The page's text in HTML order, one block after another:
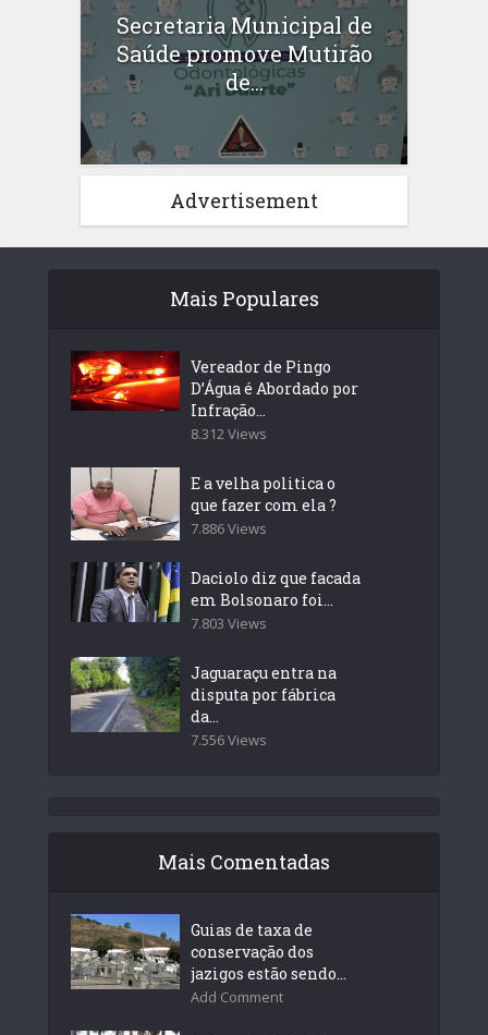
Secretaria Municipal de
Saúde promove Mutirão
de...
Advertisement
Mais Populares
Vereador de Pingo
D’Água é Abordado por
Infração...
8.312 Views
E a velha politica o
que fazer com ela ?
7.886 Views
Daciolo diz que facada
em Bolsonaro foi...
7.803 Views
Jaguaraçu entra na
disputa por fábrica
da...
7.556 Views
Mais Comentadas
Guias de taxa de
conservação dos
jazigos estão sendo...
Add Comment